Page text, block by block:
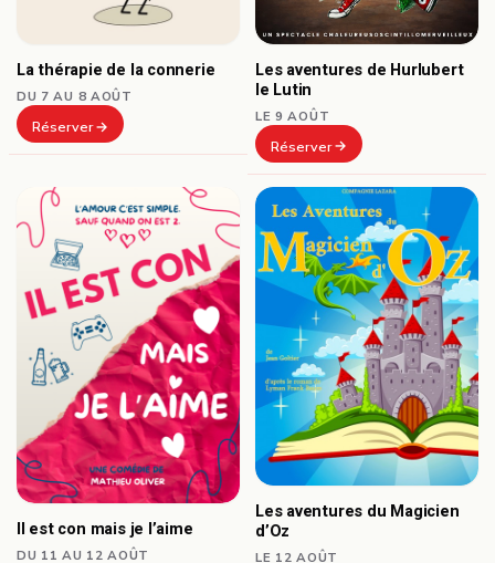
La thérapie de la connerie
DU 7 AU 8 AOÛT
Réserver
Les aventures de Hurlubert
le Lutin
LE 9 AOÛT
Réserver
Il est con mais je l’aime
DU 11 AU 12 AOÛT
Les aventures du Magicien
d’Oz
LE 12 AOÛT